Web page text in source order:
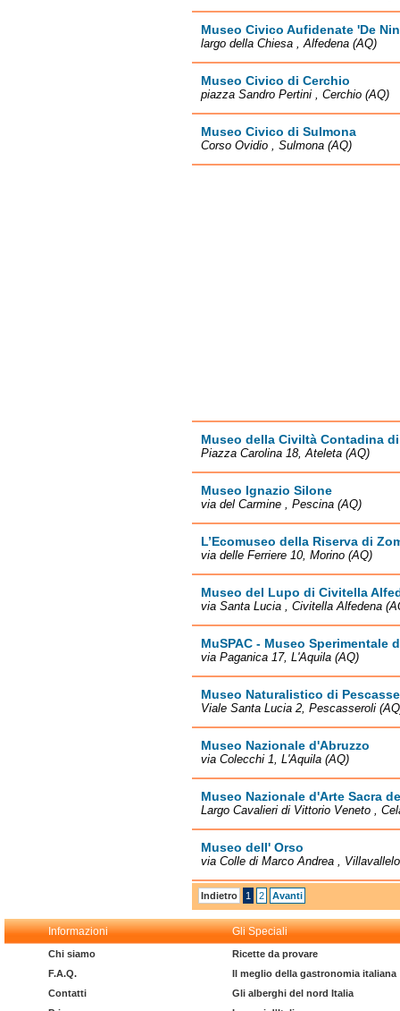
Museo Civico Aufidenate 'De
largo della Chiesa , Alfedena (AQ)
Museo Civico di Cerchio
piazza Sandro Pertini , Cerchio (AQ)
Museo Civico di Sulmona
Corso Ovidio , Sulmona (AQ)
Museo della Civiltà Contadina
Piazza Carolina 18, Ateleta (AQ)
Museo Ignazio Silone
via del Carmine , Pescina (AQ)
L’Ecomuseo della Riserva di
via delle Ferriere 10, Morino (AQ)
Museo del Lupo di Civitella
via Santa Lucia , Civitella Alfedena
MuSPAC - Museo Sperimentale
via Paganica 17, L'Aquila (AQ)
Museo Naturalistico di
Viale Santa Lucia 2, Pescasseroli
Museo Nazionale d'Abruzzo
via Colecchi 1, L'Aquila (AQ)
Museo Nazionale d'Arte Sacra
Largo Cavalieri di Vittorio Veneto ,
Museo dell' Orso
via Colle di Marco Andrea ,
Indietro 1 2 Avanti
Informazioni Gli Speciali
Chi siamo
F.A.Q.
Contatti
Ricette da provare
Il meglio della gastronomia italiana
Gli alberghi del nord Italia